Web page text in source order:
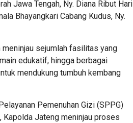
Jawa Tengah, Ny. Diana Ribut Hari
Bhayangkari Cabang Kudus, Ny.
sejumlah fasilitas yang
edukatif, hingga berbagai
mendukung tumbuh kembang
Pemenuhan Gizi (SPPG)
Kapolda Jateng meninjau proses